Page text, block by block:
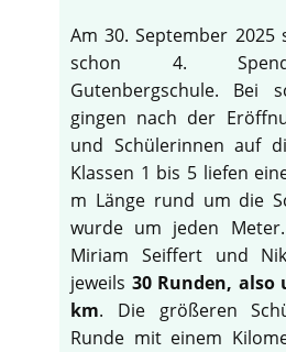
Am 30. September
schon 4.
Gutenbergschule. Bei
gingen nach der
und Schülerinnen auf
Klassen 1 bis 5 liefen
m Länge rund um die
wurde um jeden
Miriam Seiffert und
jeweils 30 Runden, also
km. Die größeren
Runde mit einem